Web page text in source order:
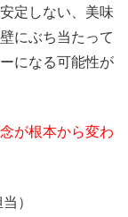
定しない、美味
にぶち当たって
になる可能性が
が根本から変わ
）